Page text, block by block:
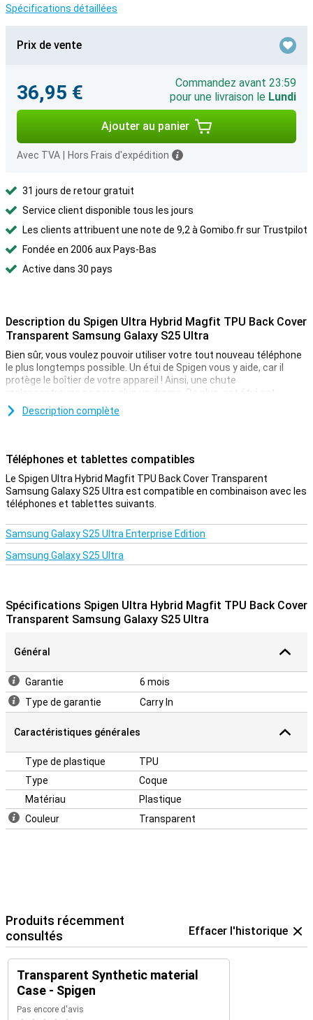
Spécifications détaillées
Prix de vente
36,95 €
Commandez avant 23:59
pour une livraison le Lundi
Ajouter au panier
Avec TVA Hors Frais d'expédition
31 jours de retour gratuit
Service client disponible tous les jours
Les clients attribuent une note de 9,2 à Gomibo.fr sur Trustpilot
Fondée en 2006 aux Pays-Bas
Active dans 30 pays
Description du Spigen Ultra Hybrid Magfit TPU Back Cover
Transparent Samsung Galaxy S25 Ultra
Bien sûr, vous voulez pouvoir utiliser votre tout nouveau téléphone
le plus longtemps possible. Un étui de Spigen vous y aide, car il
protège le boîtier de votre appareil ! Ainsi, une chute
malencontreuse ne sera plus un drame. De plus, cet étui est
compatible avec MagSafe, ce qui vous permet d'utiliser des
accessoires MagSafe.
Après tout, vous ne voulez pas de fissure ou de bosse sur votre
téléphone ! Protégez facilement votre Samsung Galaxy S25 Ultra
en choisissant cette coque arrière.
Protection et transparence, cet étui offre les deux. En effet, elle
protège contre les dommages les plus courants : chutes, chocs et
rayures. Comme l'étui est transparent, vous pouvez toujours
Description complète
Téléphones et tablettes compatibles
Le Spigen Ultra Hybrid Magfit TPU Back Cover Transparent
Samsung Galaxy S25 Ultra est compatible en combinaison avec les
téléphones et tablettes suivants.
Samsung Galaxy S25 Ultra Enterprise Edition
Samsung Galaxy S25 Ultra
Spécifications Spigen Ultra Hybrid Magfit TPU Back Cover
Transparent Samsung Galaxy S25 Ultra
Général
Garantie
6 mois
Type de garantie
Carry In
Caractéristiques générales
Type de plastique
TPU
Type
Coque
Matériau
Plastique
Couleur
Transparent
Produits récemment
consultés
Effacer l'historique
Transparent Synthetic material
Case - Spigen
Pas encore d'avis